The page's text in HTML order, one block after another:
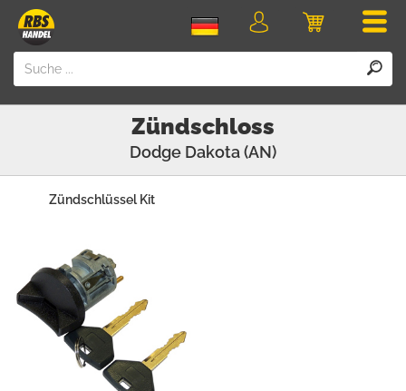
Login
Zündschloss
Dodge Dakota (AN)
Zündschlüssel Kit